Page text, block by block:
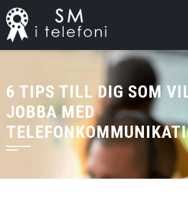
6 TIPS TILL DIG SOM
JOBBA MED